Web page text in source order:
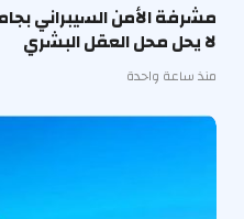
مشرفة الأمن السيبراني
لا يحل محل العقل البشري
منذ ساعة واحدة